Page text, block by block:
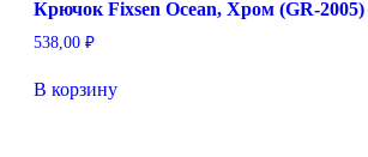
Крючок Fixsen Ocean, Хром (GR-2005)
538,00₽
В корзину